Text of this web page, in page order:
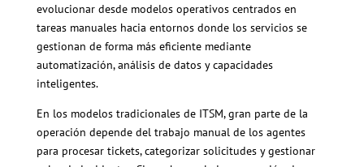
evolucionar desde modelos operativos centrados en
tareas manuales hacia entornos donde los servicios se
gestionan de forma más eficiente mediante
automatización, análisis de datos y capacidades
inteligentes.
En los modelos tradicionales de ITSM, gran parte de la
operación depende del trabajo manual de los agentes
para procesar tickets, categorizar solicitudes y gestionar